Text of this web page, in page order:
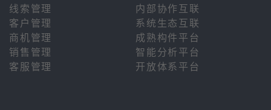
线索管理
内部协作互联
客户管理
系统生态互联
商机管理
成熟构件平台
销售管理
智能分析平台
客服管理
开放体系平台